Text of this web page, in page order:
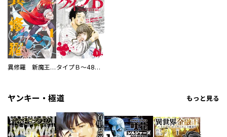
異修羅 新魔王戦争 タイプＢ～48時間後、致死率100％～【単話】
ヤンキー・極道 もっと見る